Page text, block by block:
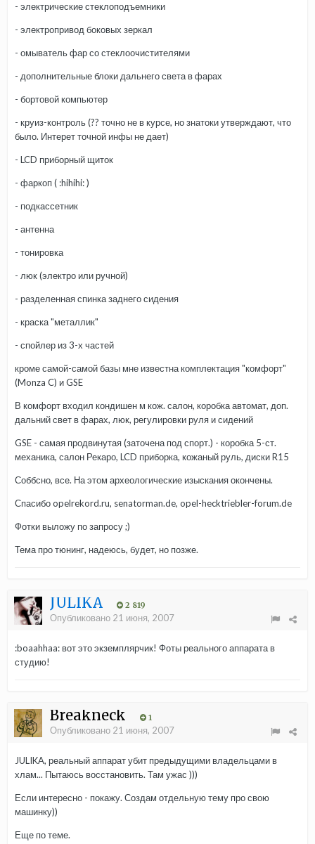
- электрические стеклоподъемники
- электропривод боковых зеркал
- омыватель фар со стеклоочистителями
- дополнительные блоки дальнего света в фарах
- бортовой компьютер
- круиз-контроль (?? точно не в курсе, но знатоки утверждают, что
было. Интерет точной инфы не дает)
- LCD приборный щиток
- фаркоп ( :hihihi: )
- подкассетник
- антенна
- тонировка
- люк (электро или ручной)
- разделенная спинка заднего сидения
- краска "металлик"
- спойлер из 3-х частей
кроме самой-самой базы мне известна комплектация "комфорт"
(Monza C) и GSE
В комфорт входил кондишен м кож. салон, коробка автомат, доп.
дальний свет в фарах, люк, регулировки руля и сидений
GSE - самая продвинутая (заточена под спорт.) - коробка 5-ст.
механика, салон Рекаро, LCD приборка, кожаный руль, диски R15
Соббсно, все. На этом археологические изыскания окончены.
Спасибо opelrekord.ru, senatorman.de, opel-hecktriebler-forum.de
Фотки выложу по запросу ;)
Тема про тюнинг, надеюсь, будет, но позже.
JULIKA 2 819
Опубликовано 21 июня, 2007
:boaahhaa: вот это экземплярчик! Фоты реального аппарата в
студию!
Breakneck 1
Опубликовано 21 июня, 2007
JULIKA, реальный аппарат убит предыдущими владельцами в
хлам... Пытаюсь восстановить. Там ужас )))
Если интересно - покажу. Создам отдельную тему про свою
машинку))
Еще по теме.